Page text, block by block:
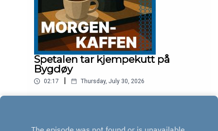
Spetalen tar kjempekutt på
Bygdøy
02:17 Thursday, July 30, 2026